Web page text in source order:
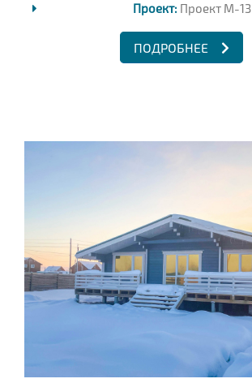
Проект: Проект M-13
ПОДРОБНЕЕ